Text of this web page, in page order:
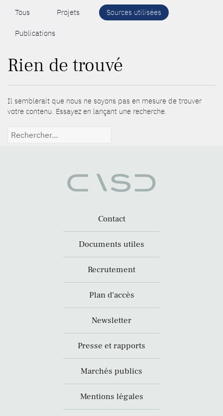
Tous Projets Sources utilisées
Publications
Rien de trouvé
Il semblerait que nous ne soyons pas en mesure de trouver
votre contenu. Essayez en lançant une recherche.
Rechercher :
Contact
Documents utiles
Recrutement
Plan d’accès
Newsletter
Presse et rapports
Marchés publics
Mentions légales